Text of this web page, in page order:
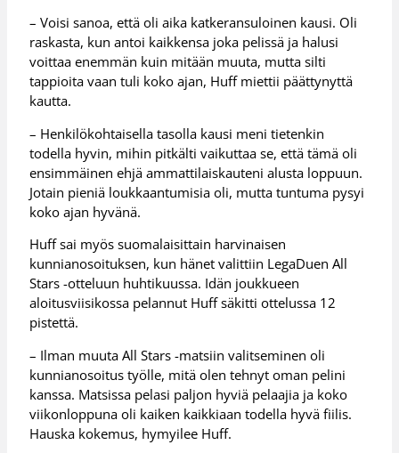
– Voisi sanoa, että oli aika katkeransuloinen kausi. Oli
raskasta, kun antoi kaikkensa joka pelissä ja halusi
voittaa enemmän kuin mitään muuta, mutta silti
tappioita vaan tuli koko ajan, Huff miettii päättynyttä
kautta.
– Henkilökohtaisella tasolla kausi meni tietenkin
todella hyvin, mihin pitkälti vaikuttaa se, että tämä oli
ensimmäinen ehjä ammattilaiskauteni alusta loppuun.
Jotain pieniä loukkaantumisia oli, mutta tuntuma pysyi
koko ajan hyvänä.
Huff sai myös suomalaisittain harvinaisen
kunnianosoituksen, kun hänet valittiin LegaDuen All
Stars -otteluun huhtikuussa. Idän joukkueen
aloitusviisikossa pelannut Huff säkitti ottelussa 12
pistettä.
– Ilman muuta All Stars -matsiin valitseminen oli
kunnianosoitus työlle, mitä olen tehnyt oman pelini
kanssa. Matsissa pelasi paljon hyviä pelaajia ja koko
viikonloppuna oli kaiken kaikkiaan todella hyvä fiilis.
Hauska kokemus, hymyilee Huff.